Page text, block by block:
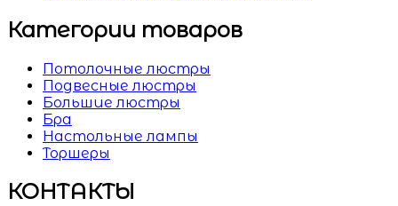
Категории товаров
Потолочные люстры
Подвесные люстры
Большие люстры
Бра
Настольные лампы
Торшеры
КОНТАКТЫ